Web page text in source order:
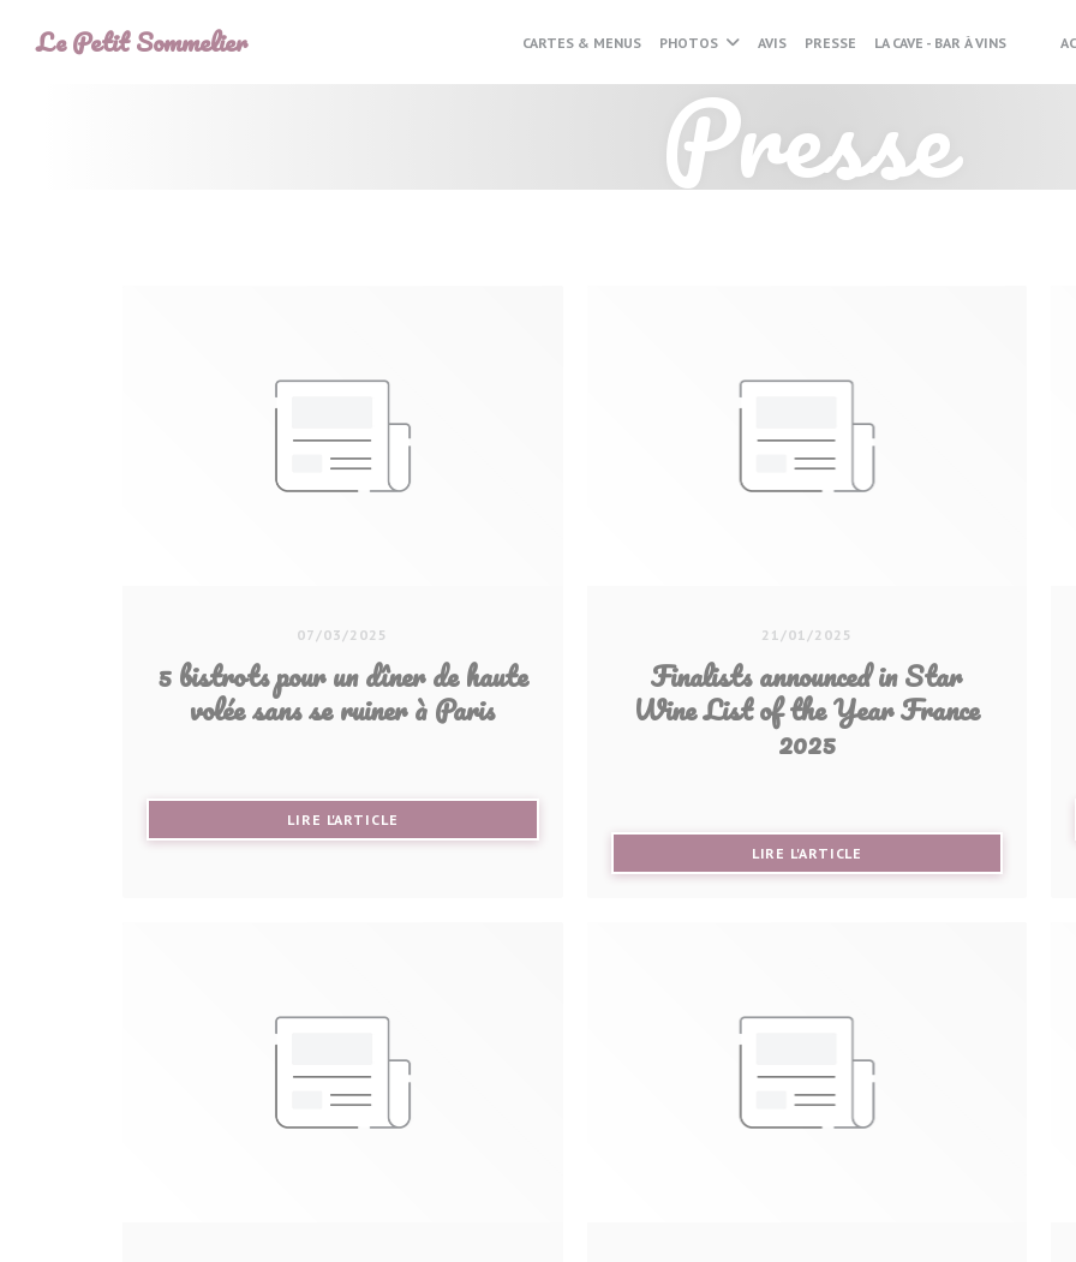
Le Petit Sommelier CARTES & MENUS PHOTOS AVIS PRESSE LA CAVE - BAR À VINS
Presse
07/03/2025
5 bistrots pour un dîner de haute
volée sans se ruiner à Paris
LIRE L'ARTICLE
21/01/2025
Finalists announced in Star
Wine List of the Year France
2025
LIRE L'ARTICLE